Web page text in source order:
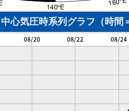
中心気圧時系列グラフ（時間